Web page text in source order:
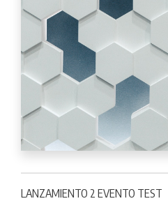
LANZAMIENTO 2 EVENTO TEST